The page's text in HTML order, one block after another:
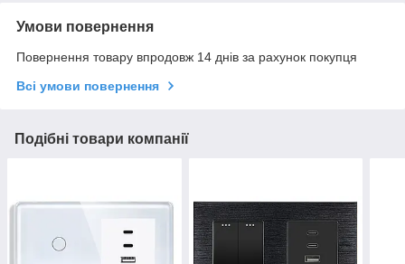
Умови повернення
Повернення товару впродовж 14 днів за рахунок покупця
Всі умови повернення
Подібні товари компанії